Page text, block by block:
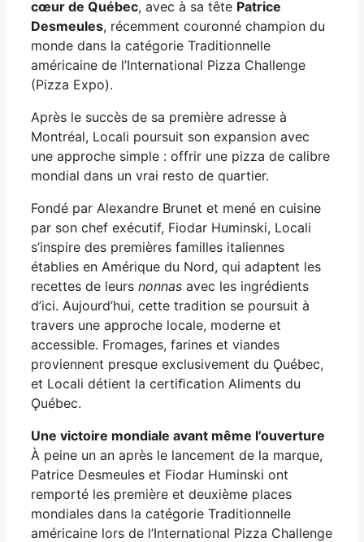
cœur de Québec, avec à sa tête Patrice
Desmeules, récemment couronné champion du
monde dans la catégorie Traditionnelle
américaine de l’International Pizza Challenge
(Pizza Expo).
Après le succès de sa première adresse à
Montréal, Locali poursuit son expansion avec
une approche simple : offrir une pizza de calibre
mondial dans un vrai resto de quartier.
Fondé par Alexandre Brunet et mené en cuisine
par son chef exécutif, Fiodar Huminski, Locali
s’inspire des premières familles italiennes
établies en Amérique du Nord, qui adaptent les
recettes de leurs nonnas avec les ingrédients
d’ici. Aujourd’hui, cette tradition se poursuit à
travers une approche locale, moderne et
accessible. Fromages, farines et viandes
proviennent presque exclusivement du Ǫuébec,
et Locali détient la certiﬁcation Aliments du
Ǫuébec.
Une victoire mondiale avant même l’ouverture
À peine un an après le lancement de la marque,
Patrice Desmeules et Fiodar Huminski ont
remporté les première et deuxième places
mondiales dans la catégorie Traditionnelle
américaine lors de l’International Pizza Challenge